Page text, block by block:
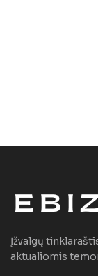
Įžvalgų
aktualiomis